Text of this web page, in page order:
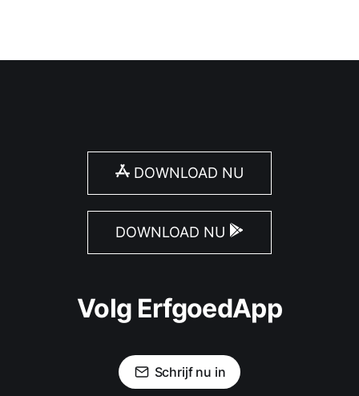
DOWNLOAD NU
DOWNLOAD NU
Volg ErfgoedApp
Schrijf nu in